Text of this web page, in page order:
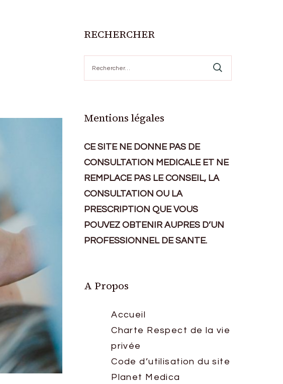
RECHERCHER
Mentions légales
CE SITE NE DONNE PAS DE
CONSULTATION MEDICALE ET NE
REMPLACE PAS LE CONSEIL, LA
CONSULTATION OU LA
PRESCRIPTION QUE VOUS
POUVEZ OBTENIR AUPRES D’UN
PROFESSIONNEL DE SANTE.
A Propos
Accueil
Charte Respect de la vie
privée
Code d’utilisation du site
Planet Medica